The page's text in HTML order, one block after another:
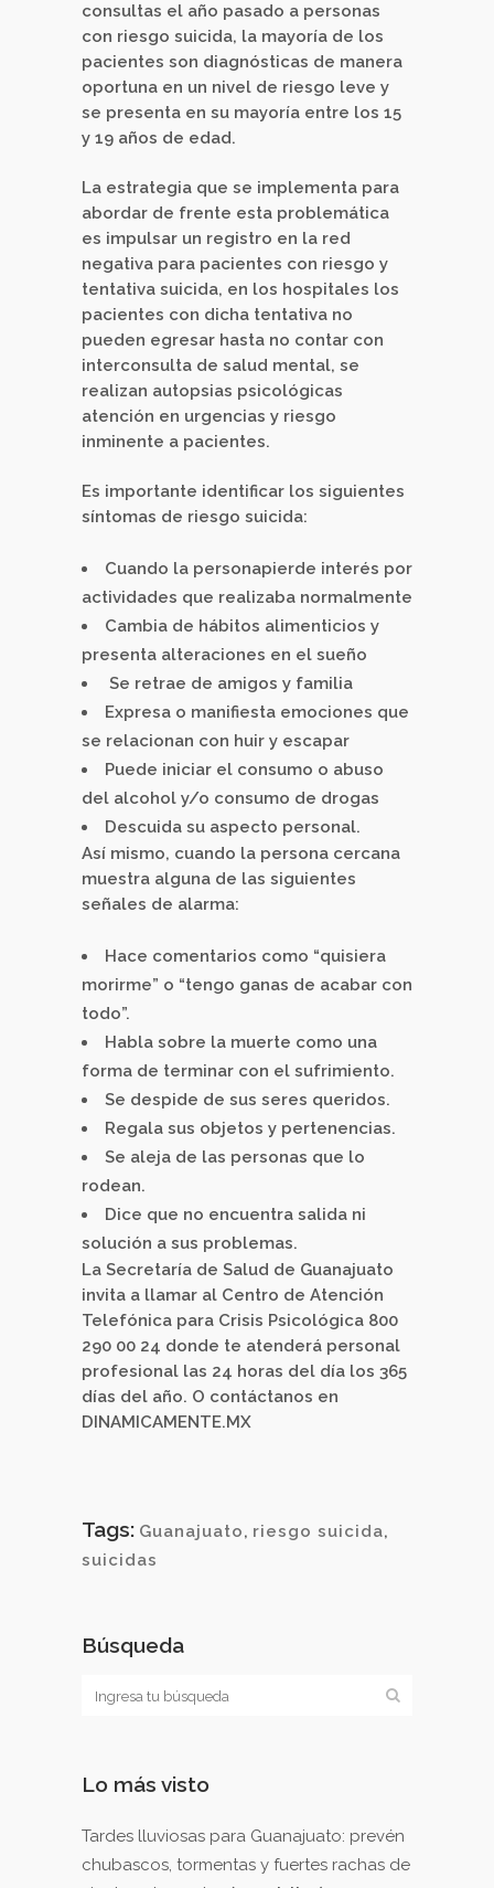
consultas el año pasado a personas
con riesgo suicida, la mayoría de los
pacientes son diagnósticas de manera
oportuna en un nivel de riesgo leve y
se presenta en su mayoría entre los 15
y 19 años de edad.
La estrategia que se implementa para
abordar de frente esta problemática
es impulsar un registro en la red
negativa para pacientes con riesgo y
tentativa suicida, en los hospitales los
pacientes con dicha tentativa no
pueden egresar hasta no contar con
interconsulta de salud mental, se
realizan autopsias psicológicas
atención en urgencias y riesgo
inminente a pacientes.
Es importante identificar los siguientes
síntomas de riesgo suicida:
Cuando la personapierde interés por
actividades que realizaba normalmente
Cambia de hábitos alimenticios y
presenta alteraciones en el sueño
Se retrae de amigos y familia
Expresa o manifiesta emociones que
se relacionan con huir y escapar
Puede iniciar el consumo o abuso
del alcohol y/o consumo de drogas
Descuida su aspecto personal.
Así mismo, cuando la persona cercana
muestra alguna de las siguientes
señales de alarma:
Hace comentarios como “quisiera
morirme” o “tengo ganas de acabar con
todo”.
Habla sobre la muerte como una
forma de terminar con el sufrimiento.
Se despide de sus seres queridos.
Regala sus objetos y pertenencias.
Se aleja de las personas que lo
rodean.
Dice que no encuentra salida ni
solución a sus problemas.
La Secretaría de Salud de Guanajuato
invita a llamar al Centro de Atención
Telefónica para Crisis Psicológica 800
290 00 24 donde te atenderá personal
profesional las 24 horas del día los 365
días del año. O contáctanos en
DINAMICAMENTE.MX
Tags: Guanajuato, riesgo suicida,
suicidas
Búsqueda
Lo más visto
Tardes lluviosas para Guanajuato: prevén
chubascos, tormentas y fuertes rachas de